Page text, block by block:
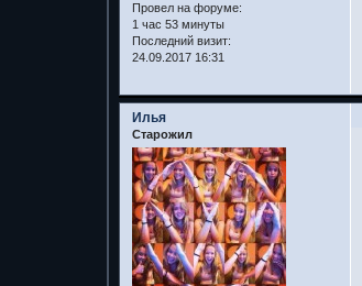
Провел на форуме:
1 час 53 минуты
Последний визит:
24.09.2017 16:31
Илья
Старожил